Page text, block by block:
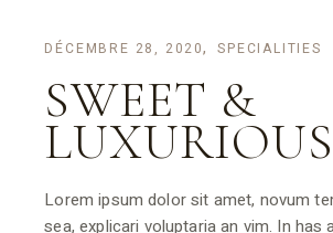
DÉCEMBRE 28, 2020 SPECIALITIES
SWEET &
LUXURIOUS
Lorem ipsum dolor sit amet, novum
sea, explicari voluptaria an vim. In has